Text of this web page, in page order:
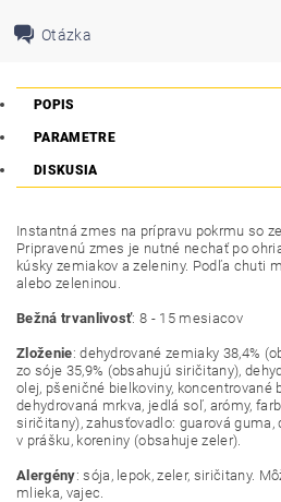
Otázka
POPIS
PARAMETRE
DISKUSIA
Instantná zmes na prípravu pokrmu so
Pripravenú zmes je nutné nechať po
kúsky zemiakov a zeleniny. Podľa chuti
alebo zeleninou.
Bežná trvanlivosť: 8 - 15 mesiacov
Zloženie: dehydrované zemiaky 38,4%
zo sóje 35,9% (obsahujú siričitany),
olej, pšeničné bielkoviny, koncentrované
dehydrovaná mrkva, jedlá soľ, arómy,
siričitany), zahusťovadlo: guarová guma ,
v prášku, koreniny (obsahuje zeler).
Alergény: sója , lepok, zeler, siričitany.
mlieka, vajec.